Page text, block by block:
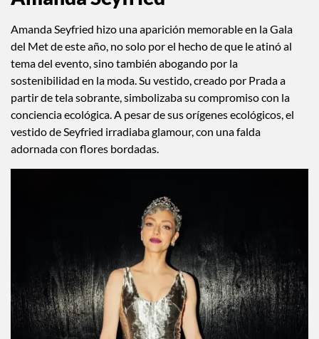
Amanda Seyfried
Amanda Seyfried hizo una aparición memorable en la Gala
del Met de este año, no solo por el hecho de que le atinó al
tema del evento, sino también abogando por la
sostenibilidad en la moda. Su vestido, creado por Prada a
partir de tela sobrante, simbolizaba su compromiso con la
conciencia ecológica. A pesar de sus orígenes ecológicos, el
vestido de Seyfried irradiaba glamour, con una falda